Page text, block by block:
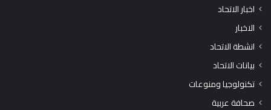
اخبار الاتحاد
الاخبار
انشطة الاتحاد
بيانات الاتحاد
تكنولوجيا ومنوعات
صحافة عربية